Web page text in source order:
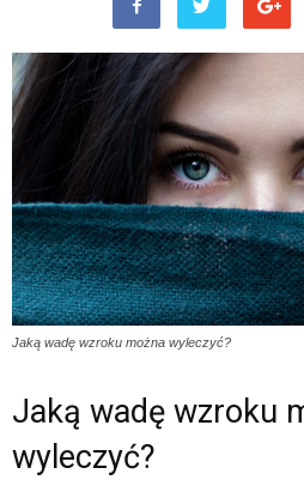
Jaką wadę wzroku można wyleczyć?
Jaką wadę wzroku
wyleczyć?